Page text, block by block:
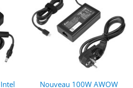
Nouveau 100W AWOW